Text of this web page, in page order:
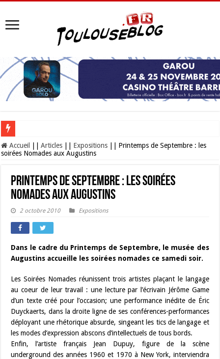
Les Nocturnes de la Cité de l’espace 2026 : l’événement incontournable de
Accueil Articles Expositions
Printemps de Septembre : les
soirées Nomades aux Augustins
Printemps de Septembre : les soirées
Nomades aux Augustins
2 octobre 2010 Expositions
Dans le cadre du Printemps de Septembre, le musée des
Augustins accueille les soirées nomades ce samedi soir.
Les Soirées Nomades réunissent trois artistes plaçant le langage
au coeur de leur travail : une lecture par l’écrivain Jérôme Game
d’un texte créé pour l’occasion; une performance inédite de Éric
Duyckaerts, dans la droite ligne de ses conférences-performances
déployant une rhétorique absurde, singeant les tics de langage et
les modes d’expression abscons d’intellectuels de tous bords.
Enfin, l’artiste français Jean Dupuy, figure de la scène
underground des années 1960 et 1970 à New York, interviendra